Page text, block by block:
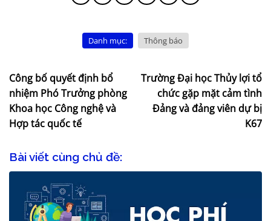
Danh mục: Thông báo
Công bố quyết định bổ
nhiệm Phó Trưởng phòng
Khoa học Công nghệ và
Hợp tác quốc tế
Trường Đại học Thủy lợi tổ
chức gặp mặt cảm tình
Đảng và đảng viên dự bị
K67
Bài viết cùng chủ đề: